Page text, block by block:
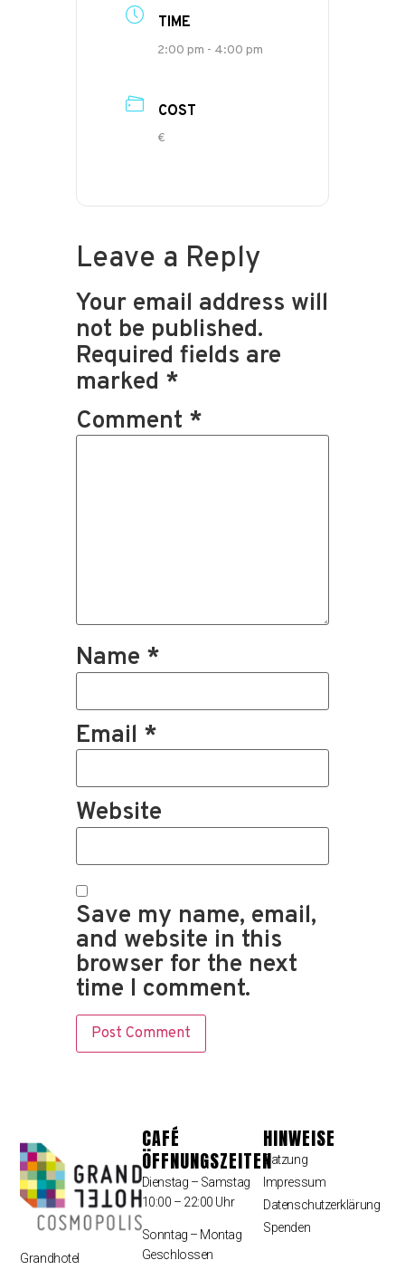
TIME
2:00 pm - 4:00 pm
COST
€
Leave a Reply
Your email address will
not be published.
Required fields are
marked *
Comment *
Name *
Email *
Website
Save my name, email,
and website in this
browser for the next
time I comment.
Grandhotel
CAFÉ
ÖFFNUNGSZEITEN
Dienstag – Samstag
10:00 – 22:00 Uhr
Sonntag – Montag
Geschlossen
HINWEISE
Satzung
Impressum
Datenschutzerklärung
Spenden